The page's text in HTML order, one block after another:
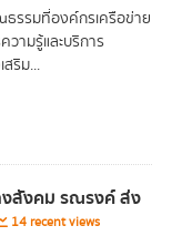
รรมที่องค์กรเครือข่าย
วามรู้และบริการ
ริม...
งสังคม รณรงค์ ส่ง
14 recent views